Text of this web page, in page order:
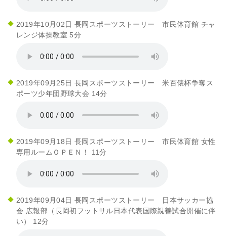
2019年10月02日 長岡スポーツストーリー 市民体育館 チャ
レンジ体操教室 5分
2019年09月25日 長岡スポーツストーリー 米百俵杯争奪ス
ポーツ少年団野球大会 14分
2019年09月18日 長岡スポーツストーリー 市民体育館 女性
専用ルームＯＰＥＮ！ 11分
2019年09月04日 長岡スポーツストーリー 日本サッカー協
会 広報部（長岡初フットサル日本代表国際親善試合開催に伴
い） 12分